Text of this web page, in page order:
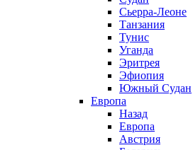
Сьерра-Леоне
Танзания
Тунис
Уганда
Эритрея
Эфиопия
Южный Судан
Европа
Назад
Европа
Австрия